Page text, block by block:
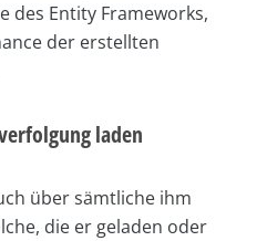
des Entity Frameworks,
der erstellten
laden
über sämtliche ihm
die er geladen oder